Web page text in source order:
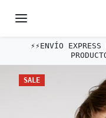
⚡️⚡️ENVÍO
SALE